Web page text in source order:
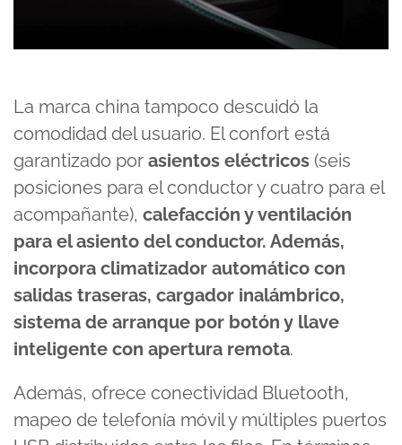
La marca china tampoco descuidó la
comodidad del usuario. El confort está
garantizado por asientos eléctricos (seis
posiciones para el conductor y cuatro para el
acompañante), calefacción y ventilación
para el asiento del conductor. Además,
incorpora climatizador automático con
salidas traseras, cargador inalámbrico,
sistema de arranque por botón y llave
inteligente con apertura remota.
Además, ofrece conectividad Bluetooth,
mapeo de telefonía móvil y múltiples puertos